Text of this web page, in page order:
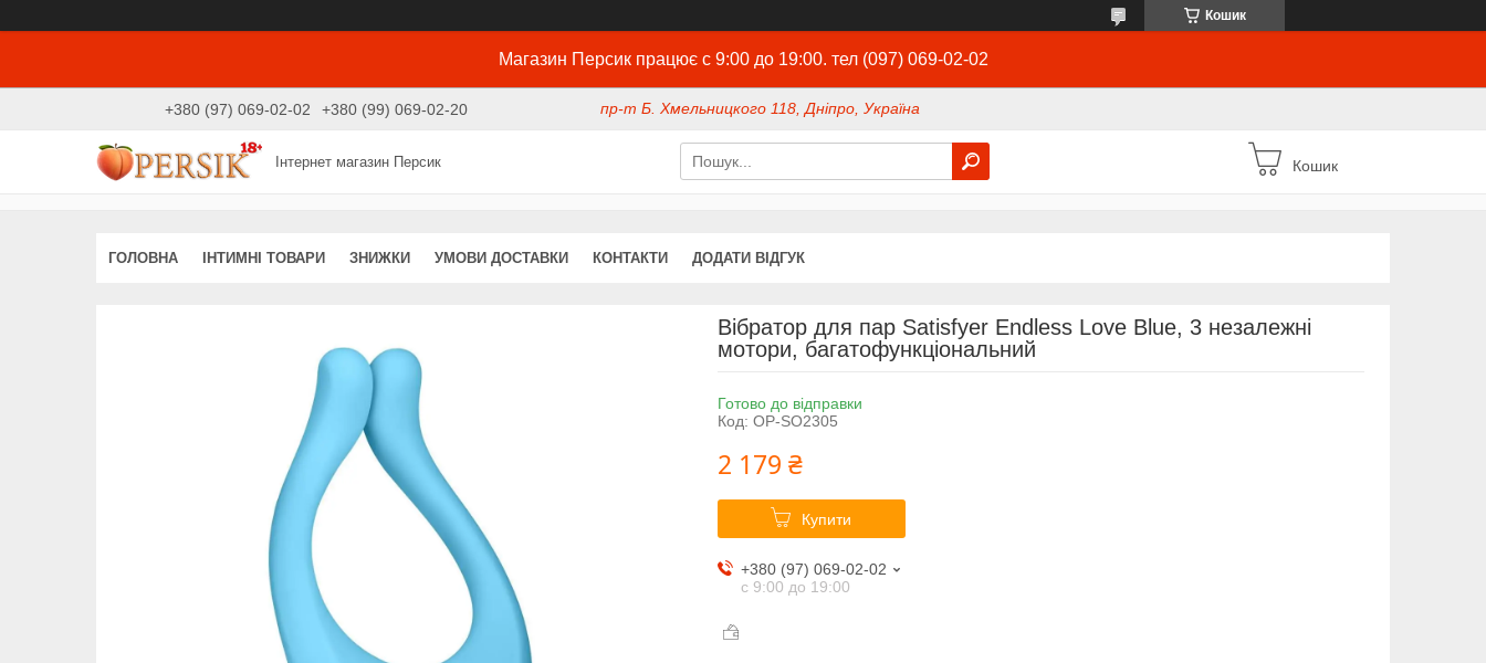
Кошик
Магазин Персик працює с 9:00 до 19:00. тел (097) 069-02-02
+380 (97) 069-02-02 +380 (99) 069-02-20 пр-т Б. Хмельницкого 118, Дніпро, Україна
Інтернет магазин Персик Кошик
ГОЛОВНА ІНТИМНІ ТОВАРИ ЗНИЖКИ УМОВИ ДОСТАВКИ КОНТАКТИ ДОДАТИ ВІДГУК
Вібратор для пар Satisfyer Endless Love Blue, 3 незалежні
мотори, багатофункціональний
Готово до відправки
Код: OP-SO2305
2 179 ₴
Купити
+380 (97) 069-02-02
с 9:00 до 19:00